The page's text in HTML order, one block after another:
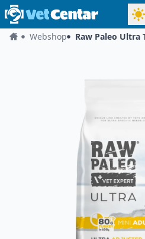
Webshop Raw Paleo